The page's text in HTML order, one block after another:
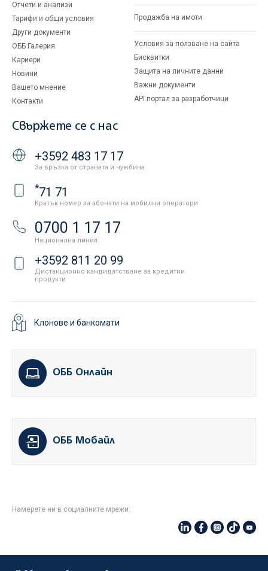
Отчети и анализи
Тарифи и общи условия
Други документи
ОББ Галерия
Кариери
Новини
Вашето мнение
Контакти
Продажба на имоти
Условия за ползване на сайта
Бисквитки
Защита на личните данни
Важни документи
API портал за разработчици
Свържете се с нас
+3592 483 17 17
За връзка от страната и чужбина
*71 71
Кратък номер за абонати на мобилни оператори
0700 1 17 17
Национална линия
+3592 811 20 99
Дистанционно кандидатстване за кредитни
продукти
Клонове и банкомати
ОББ Онлайн
ОББ Мобайл
Намерете ни в социалните мрежи: